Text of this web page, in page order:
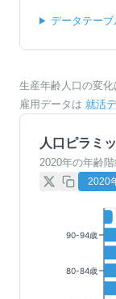
データテー
生産年齢人口の変
雇用データは 就活
人口ピラミ
2020年の年齢
2020
90-94歳
80-84歳